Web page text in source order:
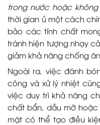
trong nước hoặc không
thời gian ủ một cách
bảo các tính chất
tránh hiện tượng nhạy
giảm khả năng chống
Ngoài ra, việc đánh
công và xử lý nhiệt
việc duy trì khả năng
chất bẩn, dầu mỡ
mặt có thể tạo điều